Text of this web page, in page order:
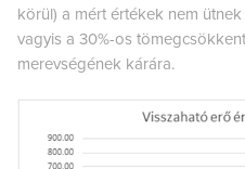
körül) a mért értékek nem
vagyis a 30%-os
merevségének kárára.